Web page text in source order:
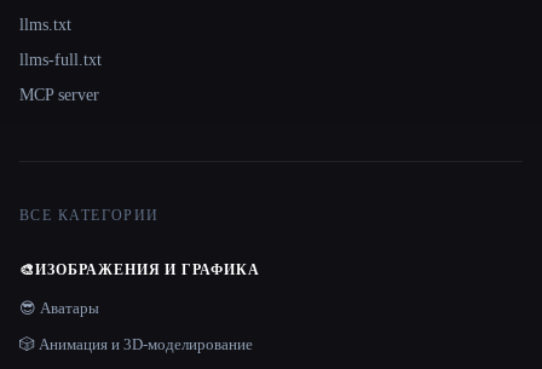
llms.txt
llms-full.txt
MCP server
ВСЕ КАТЕГОРИИ
🎨ИЗОБРАЖЕНИЯ И ГРАФИКА
😎 Аватары
🎲 Анимация и 3D-моделирование